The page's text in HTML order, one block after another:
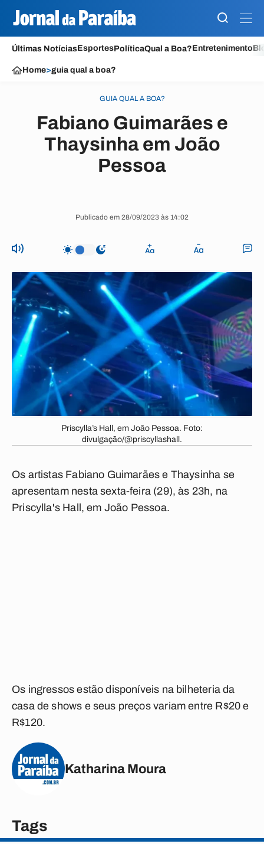
Últimas NotíciasEsportesPolíticaQual a Boa?Entretenimento
Home>guia qual a boa?
GUIA QUAL A BOA?
Fabiano Guimarães e
Thaysinha em João
Pessoa
Publicado em 28/09/2023 às 14:02
Priscylla’s Hall, em João Pessoa. Foto:
divulgação/@priscyllashall.
Os artistas Fabiano Guimarães e Thaysinha se
apresentam nesta sexta-feira (29), às 23h, na
Priscylla's Hall, em João Pessoa.
Os ingressos estão disponíveis na bilheteria da
casa de shows e seus preços variam entre R$20 e
R$120.
Katharina Moura
Tags